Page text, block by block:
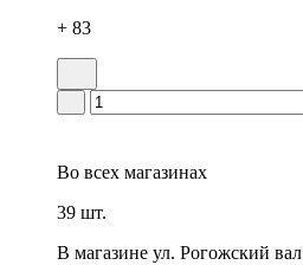
+ 83
Во всех магазинах
39 шт.
В магазине ул. Рогожский вал